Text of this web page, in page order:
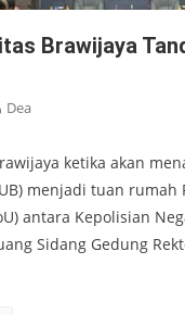
Brawijaya
Dea
ketika akan
menjadi tuan
antara Kepolisian
Sidang Gedung